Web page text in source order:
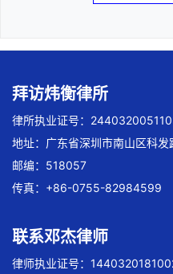
拜访炜衡律所
律所执业证号：
地址：广东省深圳市南山区科
邮编：518057
传真：+86-0755-82984599
联系邓杰律师
律师执业证号：